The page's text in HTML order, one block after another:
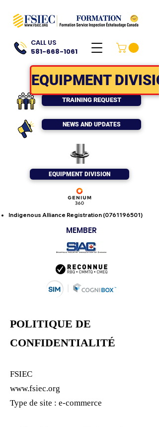
CALL US
581-668-1061
NEWS AND UPDATES
TRAINING REQUEST
MEMBER
Indigenous Alliance Registration (0761196501)
EQUIPMENT DIVISION
EQUIPMENT
POLITIQUE DE
CONFIDENTIALITÉ
FSIEC
www.fsiec.org
Type de site : e-commerce